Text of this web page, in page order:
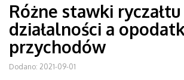
Różne stawki
działalności a
przychodów
Dodano: 2021-09-01